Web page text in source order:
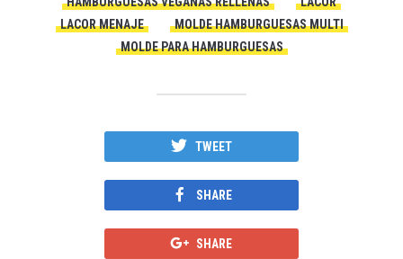
LACOR MENAJE
MOLDE HAMBURGUESAS MULTI
MOLDE PARA HAMBURGUESAS
TWEET
SHARE
SHARE